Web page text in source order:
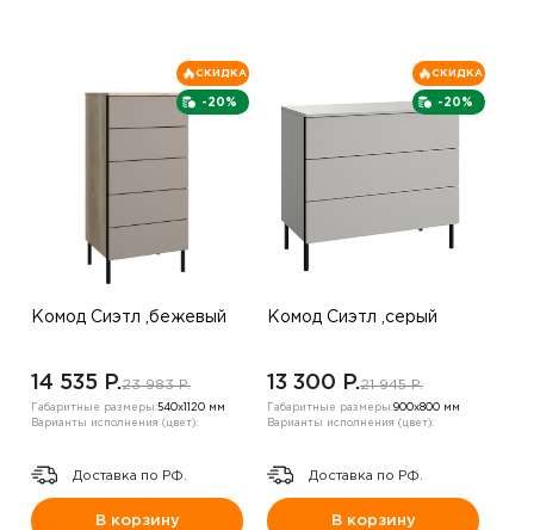
-20%
СКИДКА
Комод Сиэтл ,бежевый
14 535 P.23 983 P.
Габаритные размеры:540х1120 мм
Варианты исполнения (цвет):
Доставка по РФ.
В корзину
-20%
СКИДКА
Комод Сиэтл ,серый
13 300 P.21 945 P.
Габаритные размеры:900х800 мм
Варианты исполнения (цвет):
Доставка по РФ.
В корзину